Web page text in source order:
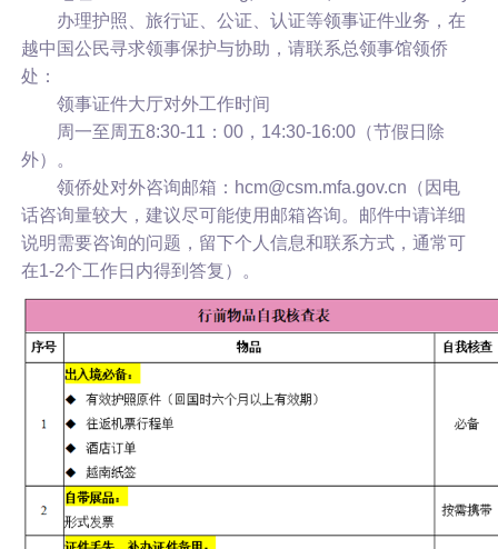
办理护照、旅行证、公证、认证等领事证件业务，在
越中国公民寻求领事保护与协助，请联系总领事馆领侨
处：
领事证件大厅对外工作时间
周一至周五8:30-11：00，14:30-16:00（节假日除
外）。
领侨处对外咨询邮箱： hcm@csm.mfa.gov.cn（因电
话咨询量较大，建议尽可能使用邮箱咨询。邮件中请详细
说明需要咨询的问题，留下个人信息和联系方式，通常可
在1-2个工作日内得到答复）。